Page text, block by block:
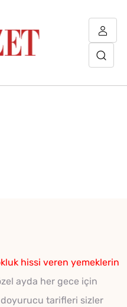
hissi veren yemeklerin
ayda her gece için
tarifleri sizler